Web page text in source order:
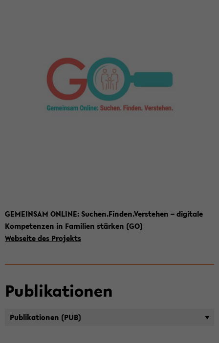
GE­MEIN­SAM ON­LINE: Su­chen.Fin­den.Ver­ste­hen – di­gi­ta­le
Kom­pe­ten­zen in Fa­mi­li­en stär­ken (GO)
Web­sei­te des Pro­jekts
Pu­bli­ka­tio­nen
Pu­bli­ka­tio­nen (PUB)